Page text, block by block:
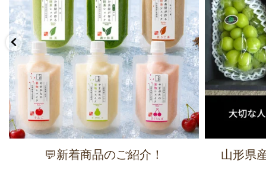
💬新着商品のご紹介！ 山形県